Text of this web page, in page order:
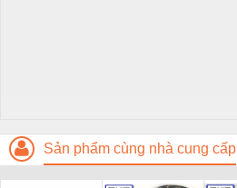
Sản phẩm cùng nhà cung cấp